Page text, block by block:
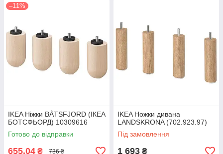
–11%
IKEA Ніжки BÅTSFJORD (ІКЕА
БОТСФЬОРД) 10309616
Готово до відправки
655,04 ₴ 736 ₴
IKEA Ножки дивана
LANDSKRONA (702.923.97)
Під замовлення
1 693 ₴